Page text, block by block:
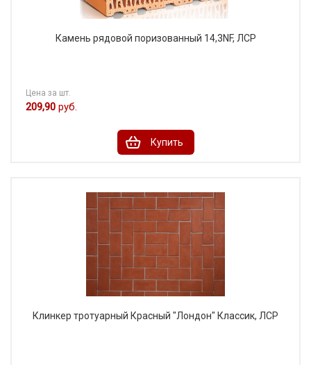
Камень рядовой поризованный 14,3NF, ЛСР
Цена за шт.
209,90 руб.
Купить
Клинкер тротуарный Красный "Лондон" Классик, ЛСР